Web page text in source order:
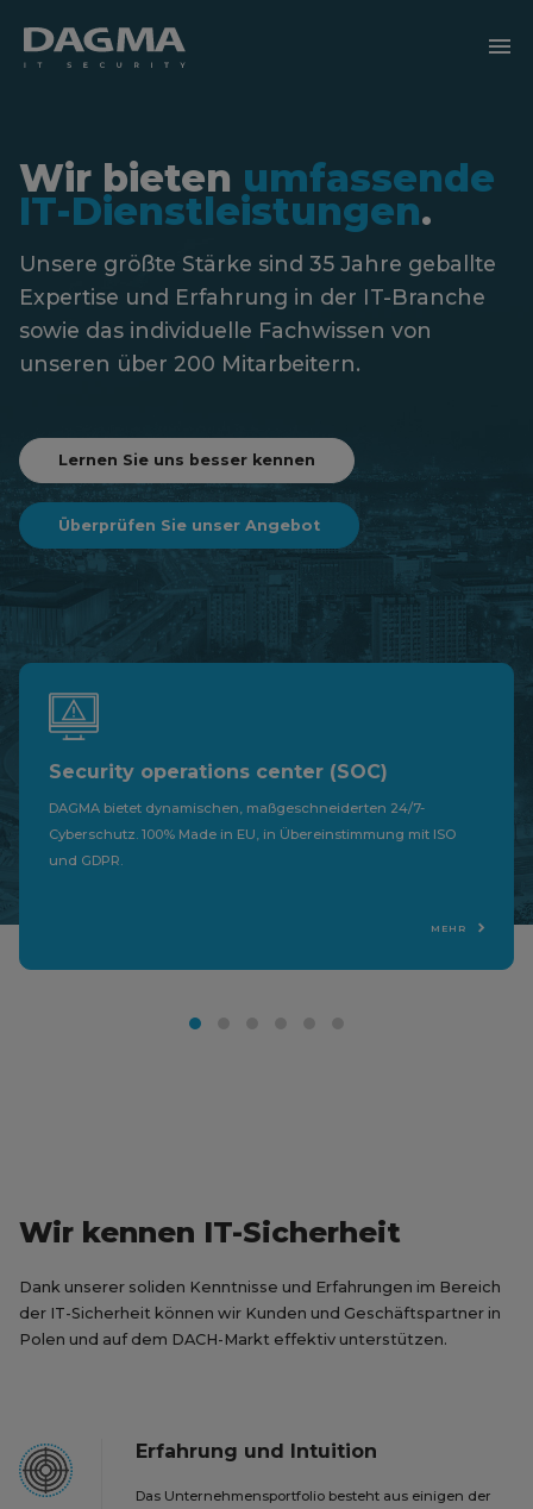
menu
Wir bieten umfassende
IT-Dienstleistungen.
Unsere größte Stärke sind 35 Jahre geballte
Expertise und Erfahrung in der IT-Branche
sowie das individuelle Fachwissen von
unseren über 200 Mitarbeitern.
Lernen Sie uns besser kennen
Überprüfen Sie unser Angebot
Security operations center (SOC)
DAGMA bietet dynamischen, maßgeschneiderten 24/7-
Cyberschutz. 100% Made in EU, in Übereinstimmung mit ISO
und GDPR.
MEHR
Wir kennen IT-Sicherheit
Dank unserer soliden Kenntnisse und Erfahrungen im Bereich
der IT-Sicherheit können wir Kunden und Geschäftspartner in
Polen und auf dem DACH-Markt effektiv unterstützen.
Erfahrung und Intuition
Das Unternehmensportfolio besteht aus einigen der